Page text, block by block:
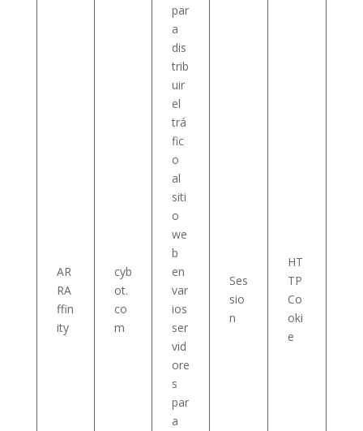
AR
RA
ffin
ity
cyb
ot.
co
m
par
a
dis
trib
uir
el
trá
fic
o
al
siti
o
we
b
en
var
ios
ser
vid
ore
s
par
a
Ses
sio
n
HT
TP
Co
oki
e